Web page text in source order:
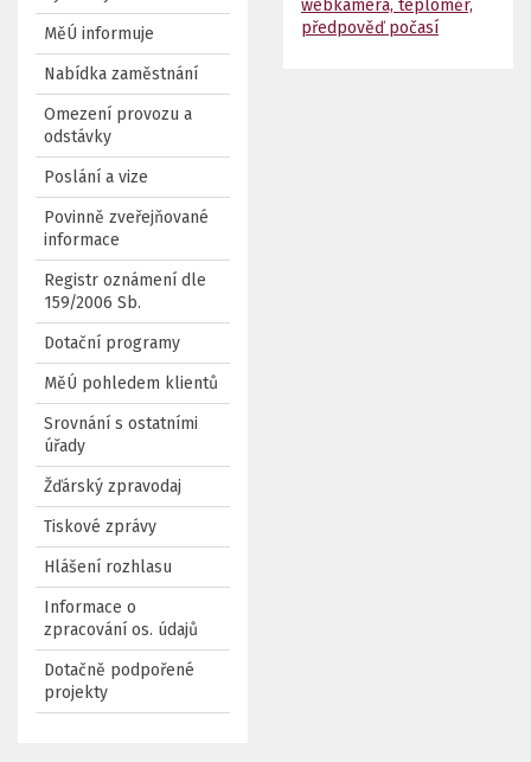
MěÚ informuje
Nabídka zaměstnání
Omezení provozu a
odstávky
Poslání a vize
Povinně zveřejňované
informace
Registr oznámení dle
159/2006 Sb.
Dotační programy
MěÚ pohledem klientů
Srovnání s ostatními
úřady
Žďárský zpravodaj
Tiskové zprávy
Hlášení rozhlasu
Informace o
zpracování os. údajů
Dotačně podpořené
projekty
webkamera, teploměr,
předpověď počasí